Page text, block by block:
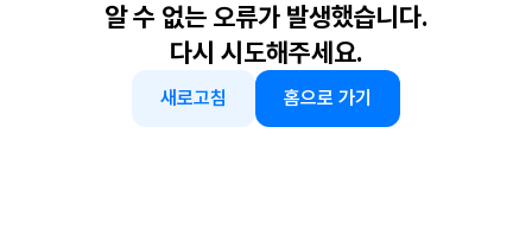
알 수 없는 오류가 발생했습니다.
다시 시도해주세요.
새로고침 홈으로 가기